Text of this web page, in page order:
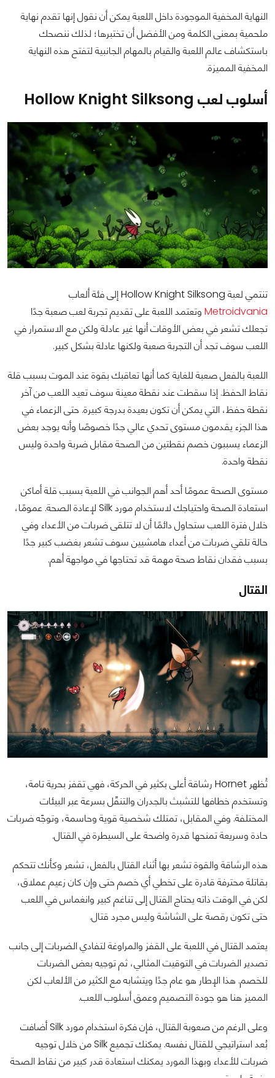
النهاية المخفية الموجودة داخل اللعبة يمكن أن نقول إنها تقدم نهاية
ملحمية بمعنى الكلمة ومن الأفضل أن تختبرها؛ لذلك ننصحك
باستكشاف عالم اللعبة والقيام بالمهام الجانبية لتفتح هذه النهاية
المخفية المميزة.
أسلوب لعب Hollow Knight Silksong
تنتمي لعبة Hollow Knight Silksong إلى فئة ألعاب
Metroidvania وتعتمد اللعبة على تقديم تجربة لعب صعبة جدًا
تجعلك تشعر في بعض الأوقات أنها غير عادلة ولكن مع الاستمرار في
اللعب سوف تجد أن التجربة صعبة ولكنها عادلة بشكل كبير.
اللعبة بالفعل صعبة للغاية كما أنها تعاقبك بقوة عند الموت بسبب قلة
نقاط الحفظ. إذا سقطت عند نقطة معينة سوف تعيد اللعب من آخر
نقطة حفظ، التي يمكن أن تكون بعيدة بدرجة كبيرة. حتى الزعماء في
هذا الجزء يقدمون مستوى تحدي عالي جدًا خصوصًا وأنه يوجد بعض
الزعماء يسببون خصم نقطتين من الصحة مقابل ضربة واحدة وليس
نقطة واحدة.
مستوى الصحة عمومًا أحد أهم الجوانب في اللعبة بسبب قلة أماكن
استعادة الصحة واحتياجك لاستخدام مورد Silk لإعادة الصحة. عمومًا،
خلال فترة اللعب ستحاول دائمًا أن لا تتلقى ضربات من الأعداء وفي
حالة تلقي ضربات من أعداء هامشيين سوف تشعر بغضب كبير جدًا
بسبب فقدان نقاط صحة مهمة قد تحتاجها في مواجهة أهم.
القتال
تُظهر Hornet رشاقة أعلى بكثير في الحركة، فهي تقفز بحرية تامة،
وتستخدم خطافها للتشبث بالجدران والتنقّل بسرعة عبر البيئات
المختلفة. وفي المقابل، تمتلك شخصية قوية وحاسمة، وتوجّه ضربات
حادة وسريعة تمنحها قدرة واضحة على السيطرة في القتال.
هذه الرشاقة والقوة تشعر بها أثناء القتال بالفعل، تشعر وكأنك تتحكم
بقاتلة محترفة قادرة على تخطي أي خصم حتى وإن كان زعيم عملاق،
لكن في الوقت ذاته يحتاج القتال إلى تناغم كبير وانغماس في اللعب
حتى تكون رقصة على الشاشة وليس مجرد قتال.
يعتمد القتال في اللعبة على القفز والمراوغة لتفادي الضربات إلى جانب
تصدير الضربات في التوقيت المثالي، ثم توجيه بعض الضربات
للخصم. هذا الإطار هو عام جدًا ويتشابه مع الكثير من الألعاب لكن
المميز هنا هو جودة التصميم وعمق أسلوب اللعب.
وعلى الرغم من صعوبة القتال، فإن فكرة استخدام مورد Silk أضافت
بُعد استراتيجي للقتال نفسه. يمكنك تجميع Silk من خلال توجيه
ضربات للأعداء وبهذا المورد يمكنك استعادة قدر كبير من نقاط الصحة